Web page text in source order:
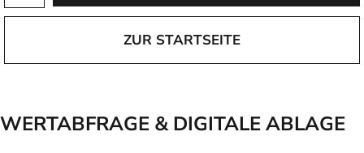
ZUR STARTSEITE
WERTABFRAGE & DIGITALE ABLAGE